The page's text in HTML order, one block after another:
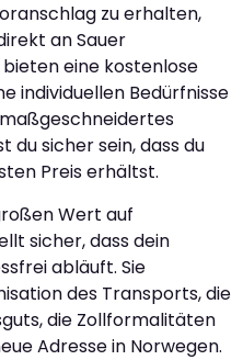
zu erhalten,
an Sauer
bieten eine kostenlose
individuellen Bedürfnisse
du sicher sein, dass du
Preis erhältst.
Wert auf
sicher, dass dein
abläuft. Sie
des Transports, die
die Zollformalitäten
Adresse in Norwegen.